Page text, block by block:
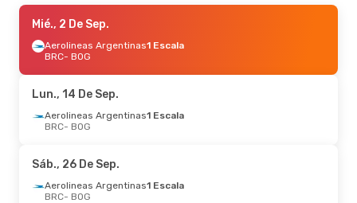
Mié., 2 De Sep.
Aerolineas Argentinas1 Escala
BRC- BOG
Lun., 14 De Sep.
Aerolineas Argentinas1 Escala
BRC- BOG
Sáb., 26 De Sep.
Aerolineas Argentinas1 Escala
BRC- BOG